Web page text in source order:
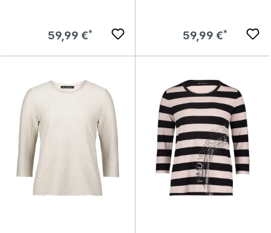
Regulärer Preis:
59,99 € Regulärer Preis:
59,99 €